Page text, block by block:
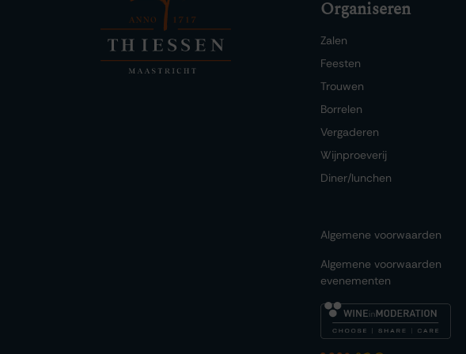
Organiseren
Zalen
Feesten
Trouwen
Borrelen
Vergaderen
Wijnproeverij
Diner/lunchen
Algemene voorwaarden
Algemene voorwaarden
evenementen